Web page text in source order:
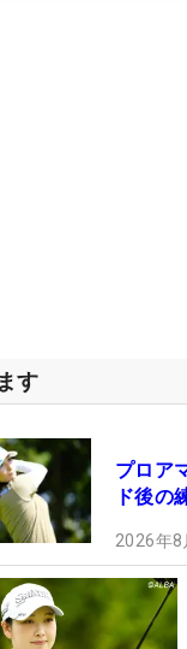
す
プロア
ド後の
2026年8